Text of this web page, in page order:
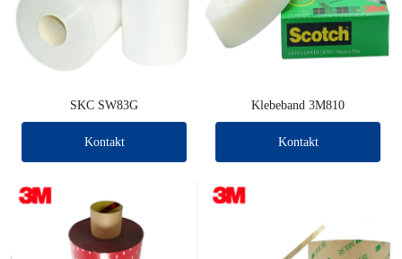
SKC SW83G
Kontakt
Klebeband 3M810
Kontakt